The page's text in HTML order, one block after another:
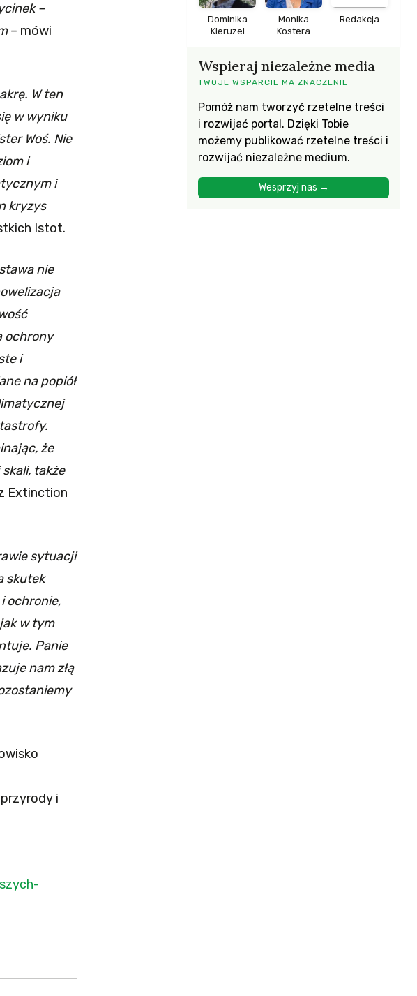
–
– mówi
W ten
w wyniku
Woś. Nie
i
i
kryzys
Istot.
nie
ochrony
i
na popiół
że
także
Extinction
sytuacji
skutek
ochronie,
w tym
Panie
nam złą
i
Dominika
Kieruzel
Monika
Kostera
Redakcja
Wspieraj niezależne media
TWOJE WSPARCIE MA ZNACZENIE
Pomóż nam tworzyć rzetelne treści
i rozwijać portal. Dzięki Tobie
możemy publikować rzetelne treści i
rozwijać niezależne medium.
Wesprzyj nas →